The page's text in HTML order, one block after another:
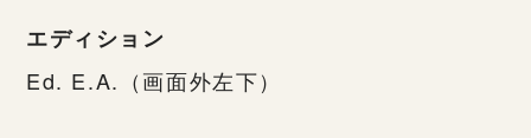
エディション
Ed. E.A.（画面外左下）